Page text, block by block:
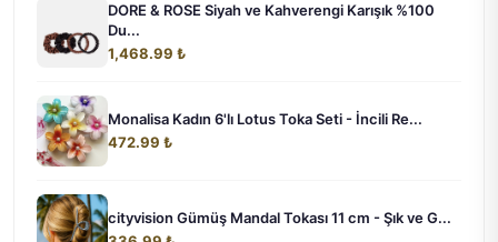
DORE & ROSE Siyah ve Kahverengi Karışık %100
Du...
1,468.99 ₺
Monalisa Kadın 6'lı Lotus Toka Seti - İncili Re...
472.99 ₺
cityvision Gümüş Mandal Tokası 11 cm - Şık ve G...